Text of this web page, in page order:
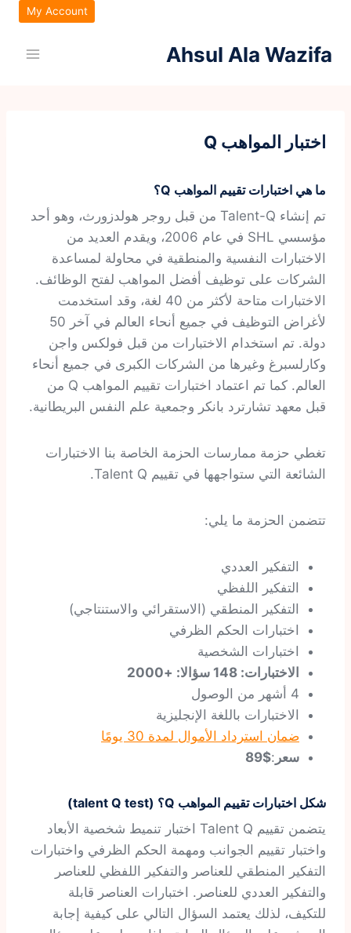
المحتوى
My Account
Ahsul Ala Wazifa
اختبار المواهب Q
ما هي اختبارات تقييم المواهب Q؟
تم إنشاء Talent-Q من قبل روجر هولدزورث، وهو أحد
مؤسسي SHL في عام 2006، ويقدم العديد من
الاختبارات النفسية والمنطقية في محاولة لمساعدة
الشركات على توظيف أفضل المواهب لفتح الوظائف.
الاختبارات متاحة لأكثر من 40 لغة، وقد استخدمت
لأغراض التوظيف في جميع أنحاء العالم في آخر 50
دولة. تم استخدام الاختبارات من قبل فولكس واجن
وكارلسبرغ وغيرها من الشركات الكبرى في جميع أنحاء
العالم. كما تم اعتماد اختبارات تقييم المواهب Q من
قبل معهد تشارترد بانكر وجمعية علم النفس البريطانية.
تغطي حزمة ممارسات الحزمة الخاصة بنا الاختبارات
الشائعة التي ستواجهها في تقييم Talent Q.
تتضمن الحزمة ما يلي:
التفكير العددي
التفكير اللفظي
التفكير المنطقي (الاستقرائي والاستنتاجي)
اختبارات الحكم الظرفي
اختبارات الشخصية
الاختبارات: 148 سؤالا: +2000
4 أشهر من الوصول
الاختبارات باللغة الإنجليزية
ضمان استرداد الأموال لمدة 30 يومًا
سعر :
$89
شكل اختبارات تقييم المواهب Q؟ (talent Q test)
يتضمن تقييم Talent Q اختبار تنميط شخصية الأبعاد
واختبار تقييم الجوانب ومهمة الحكم الظرفي واختبارات
التفكير المنطقي للعناصر والتفكير اللفظي للعناصر
والتفكير العددي للعناصر. اختبارات العناصر قابلة
للتكيف، لذلك يعتمد السؤال التالي على كيفية إجابة